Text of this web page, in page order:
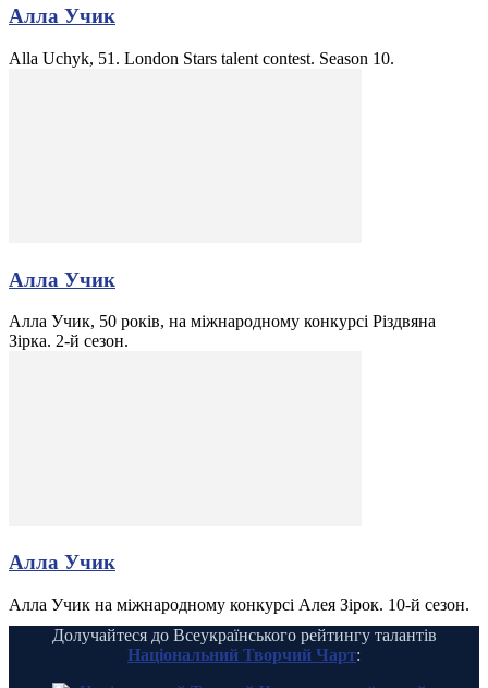
Алла Учик
Alla Uchyk, 51. London Stars talent contest. Season 10.
Алла Учик
Алла Учик, 50 років, на міжнародному конкурсі Різдвяна
Зірка. 2-й сезон.
Алла Учик
Алла Учик на міжнародному конкурсі Алея Зірок. 10-й сезон.
Долучайтеся до Всеукраїнського рейтингу талантів
Національний Творчий Чарт: